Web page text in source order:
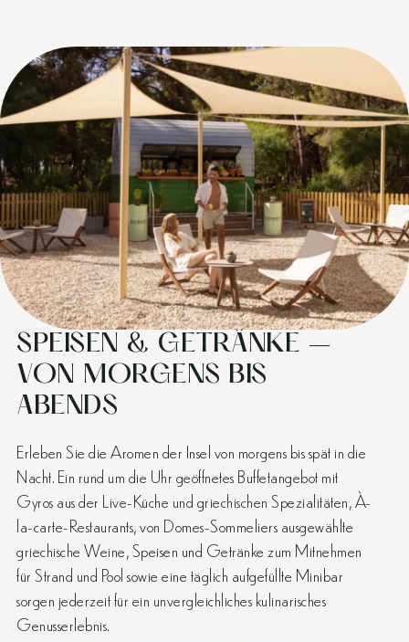
SPEISEN & GETRÄNKE –
VON MORGENS BIS
ABENDS
Erleben Sie die Aromen der Insel von morgens bis spät in die
Nacht. Ein rund um die Uhr geöffnetes Buffetangebot mit
Gyros aus der Live-Küche und griechischen Spezialitäten, À-
la-carte-Restaurants, von Domes-Sommeliers ausgewählte
griechische Weine, Speisen und Getränke zum Mitnehmen
für Strand und Pool sowie eine täglich aufgefüllte Minibar
sorgen jederzeit für ein unvergleichliches kulinarisches
Genusserlebnis.